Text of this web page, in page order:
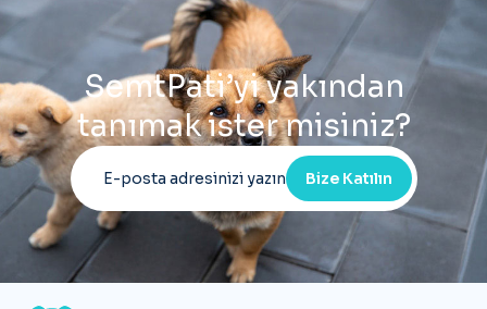
SemtPati’yi yakından
tanımak ister misiniz?
Bize Katılın